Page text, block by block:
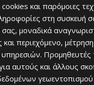
και παρόμοιες
στη συσκευή
μοναδικά
και περιεχόμενο,
Προμηθευτές
αυτούς και άλλους
γεωεντοπισμού